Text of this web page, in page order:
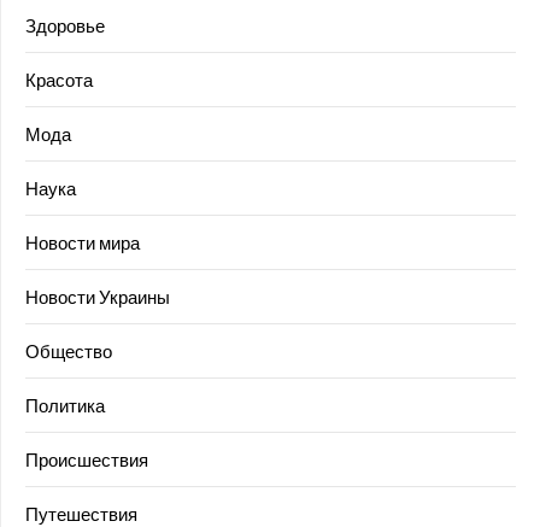
Здоровье
Красота
Мода
Наука
Новости мира
Новости Украины
Общество
Политика
Происшествия
Путешествия